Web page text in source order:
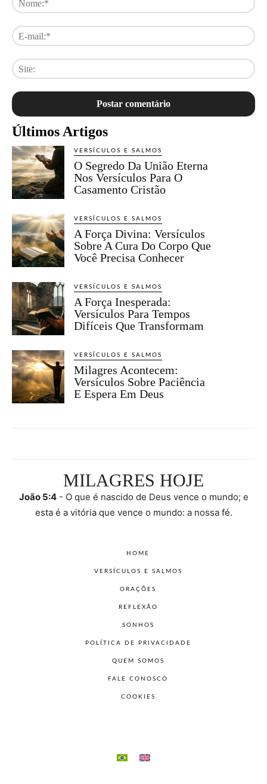
Últimos Artigos
VERSÍCULOS E SALMOS
O Segredo Da União Eterna
Nos Versículos Para O
Casamento Cristão
VERSÍCULOS E SALMOS
A Força Divina: Versículos
Sobre A Cura Do Corpo Que
Você Precisa Conhecer
VERSÍCULOS E SALMOS
A Força Inesperada:
Versículos Para Tempos
Difíceis Que Transformam
VERSÍCULOS E SALMOS
Milagres Acontecem:
Versículos Sobre Paciência
E Espera Em Deus
MILAGRES HOJE
João 5:4- O que é nascido de Deus vence o mundo; e
esta é a vitória que vence o mundo: a nossa fé.
HOME
VERSÍCULOS E SALMOS
ORAÇÕES
REFLEXÃO
SONHOS
POLÍTICA DE PRIVACIDADE
QUEM SOMOS
FALE CONOSCO
COOKIES